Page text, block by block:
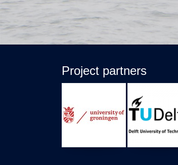
Project partners